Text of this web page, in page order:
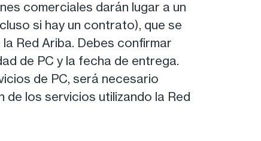
comerciales darán lugar a un
si hay un contrato), que se
Red Ariba. Debes confirmar
de PC y la fecha de entrega.
de PC, será necesario
de los servicios utilizando la Red